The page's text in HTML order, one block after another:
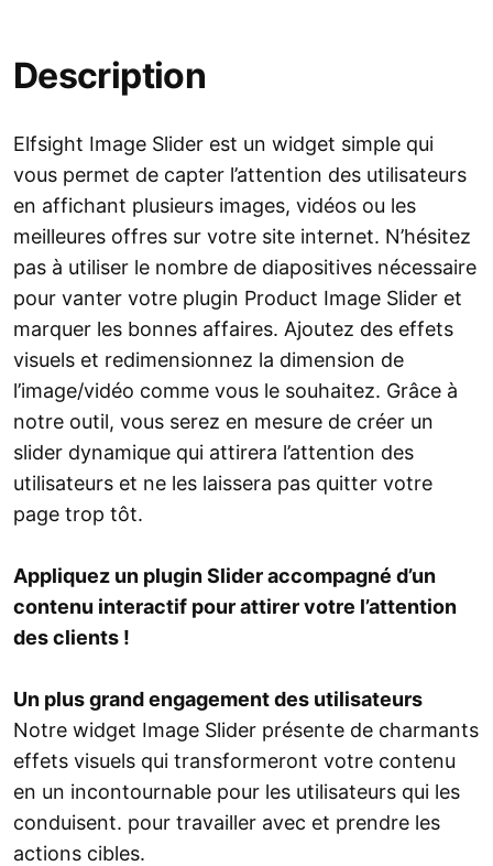
Description
Elfsight Image Slider est un widget simple qui
vous permet de capter l’attention des utilisateurs
en affichant plusieurs images, vidéos ou les
meilleures offres sur votre site internet. N’hésitez
pas à utiliser le nombre de diapositives nécessaire
pour vanter votre plugin Product Image Slider et
marquer les bonnes affaires. Ajoutez des effets
visuels et redimensionnez la dimension de
l’image/vidéo comme vous le souhaitez. Grâce à
notre outil, vous serez en mesure de créer un
slider dynamique qui attirera l’attention des
utilisateurs et ne les laissera pas quitter votre
page trop tôt.
Appliquez un plugin Slider accompagné d’un
contenu interactif pour attirer votre l’attention
des clients !
Un plus grand engagement des utilisateurs
Notre widget Image Slider présente de charmants
effets visuels qui transformeront votre contenu
en un incontournable pour les utilisateurs qui les
conduisent. pour travailler avec et prendre les
actions cibles.